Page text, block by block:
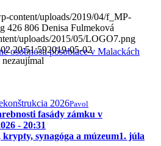
osobnosti pôsobiace v Malackách
content/uploads/2019/04/f_MP-
426 806 Denisa Fulmeková
uploads/2015/05/LOGO7.png
20:51:592019-05-02
Pavol
fasády zámku v
- 20:31
synagóga a múzeum1. júla